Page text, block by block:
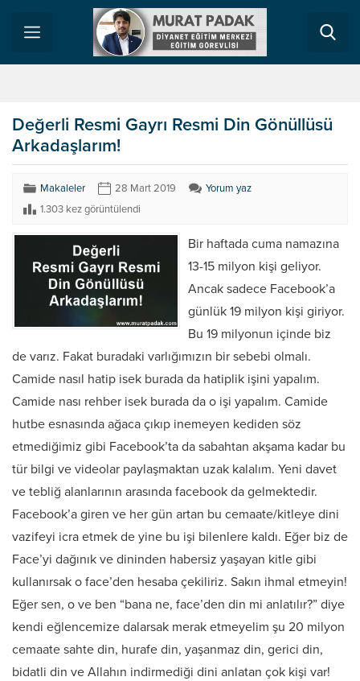
Değerli Resmi Gayrı Resmi Din Gönüllüsü
Arkadaşlarım!
Makaleler 28 Mart 2019
Yorum yaz
1.303 kez görüntülendi
Bir haftada cuma namazına
13-15 milyon kişi geliyor.
Ancak sadece Facebook’a
günlük 19 milyon kişi giriyor.
Bu 19 milyonun içinde biz
de varız. Fakat buradaki varlığımızın bir sebebi olmalı.
Camide nasıl hatip isek burada da hatiplik işini yapalım.
Camide nası rehber isek burada da o işi yapalım. Camide
hutbe esnasında ağaca çıkıp inemeyen kediden söz
etmediğimiz gibi Facebook’ta da sabahtan akşama kadar bu
tür bilgi ve videolar paylaşmaktan uzak kalalım. Yeni davet
ve tebliğ alanlarının arasında facebook da gelmektedir.
Facebook’a giren ve her gün artan bu cemaate/kitleye dini
vazifeyi icra etmek de yine bu işi bilenlere kaldı. Eğer biz de
Face’yi dağınık ve dininden habersiz yaşayan kitle gibi
kullanırsak o face’den hesaba çekiliriz. Sakın ihmal etmeyin!
Eğer sen, o ve ben “bana ne, face’den din mi anlatılır?” diye
kendi eğlencemize dalarsak merak etmeyelim şu 20 milyon
cemaate sahte din, hurafe din, yaşanmaz din, gerici din,
bidatli din ve Allahın indirmediği dini anlatan çok kişi var!